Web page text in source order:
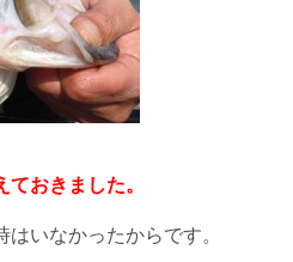
おきました。
いなかったからです。